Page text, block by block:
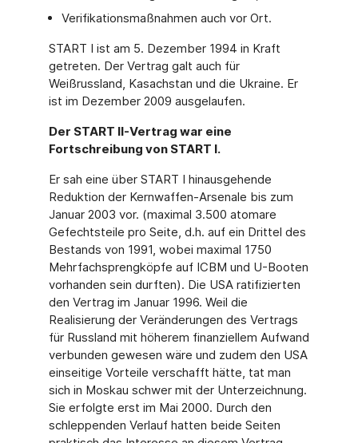
Verifikationsmaßnahmen auch vor Ort.
START I ist am 5. Dezember 1994 in Kraft
getreten. Der Vertrag galt auch für
Weißrussland, Kasachstan und die Ukraine. Er
ist im Dezember 2009 ausgelaufen.
Der START II-Vertrag war eine
Fortschreibung von START I.
Er sah eine über START I hinausgehende
Reduktion der Kernwaffen-Arsenale bis zum
Januar 2003 vor. (maximal 3.500 atomare
Gefechtsteile pro Seite, d.h. auf ein Drittel des
Bestands von 1991, wobei maximal 1750
Mehrfachsprengköpfe auf ICBM und U-Booten
vorhanden sein durften). Die USA ratifizierten
den Vertrag im Januar 1996. Weil die
Realisierung der Veränderungen des Vertrags
für Russland mit höherem finanziellem Aufwand
verbunden gewesen wäre und zudem den USA
einseitige Vorteile verschafft hätte, tat man
sich in Moskau schwer mit der Unterzeichnung.
Sie erfolgte erst im Mai 2000. Durch den
schleppenden Verlauf hatten beide Seiten